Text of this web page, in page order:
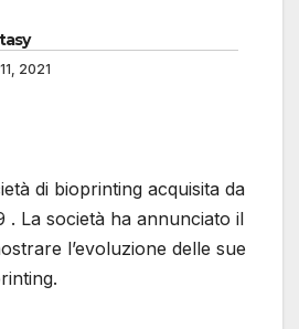
2021
di bioprinting acquisita da
. La società ha annunciato il
l’evoluzione delle sue